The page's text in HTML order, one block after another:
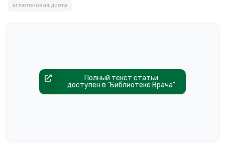
аглютеновая диета
Полный текст статьи
доступен в "Библиотеке Врача"